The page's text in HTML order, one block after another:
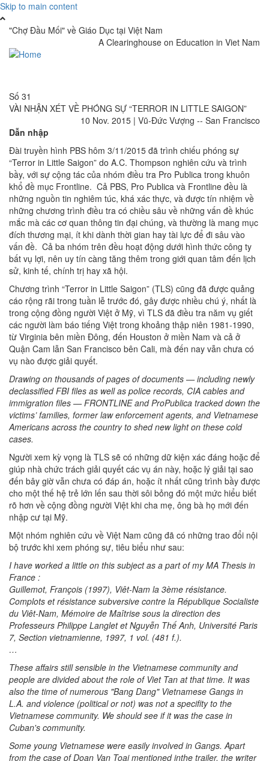
Skip to main content
"Chợ Đầu Mối" về Giáo Dục tại Việt Nam
A Clearinghouse on Education in Viet Nam
Số 31
VÀI NHẬN XÉT VỀ PHÓNG SỰ “TERROR IN LITTLE SAIGON”
10 Nov. 2015 | Vũ-Đức Vượng -- San Francisco
Dẫn nhập
Đài truyền hình PBS hôm 3/11/2015 đã trình chiếu phóng sự
“Terror in Little Saigon” do A.C. Thompson nghiên cứu và trình
bầy, với sự cộng tác của nhóm điều tra Pro Publica trong khuôn
khổ đề mục Frontline. Cả PBS, Pro Publica và Frontline đều là
những nguồn tin nghiêm túc, khá xác thực, và được tín nhiệm về
những chương trình điều tra có chiều sâu về những vấn đề khúc
mắc mà các cơ quan thông tin đại chúng, và thường là mang mục
đích thương mại, ít khi dành thời gian hay tài lực để đi sâu vào
vấn đề. Cả ba nhóm trên đều hoạt động dưới hình thức công ty
bất vụ lợi, nên uy tín càng tăng thêm trong giới quan tâm đến lịch
sử, kinh tế, chính trị hay xã hội.
Chương trình “Terror in Little Saigon” (TLS) cũng đã được quảng
cáo rộng rãi trong tuần lễ trước đó, gây được nhiều chú ý, nhất là
trong cộng đồng người Việt ở Mỹ, vì TLS đã điều tra năm vụ giết
các người làm báo tiếng Việt trong khoảng thập niên 1981-1990,
từ Virginia bên miền Đông, đến Houston ở miền Nam và cả ở
Quận Cam lẫn San Francisco bên Cali, mà đến nay vẫn chưa có
vụ nào được giải quyết.
Drawing on thousands of pages of documents — including newly
declassified FBI files as well as police records, CIA cables and
immigration files — FRONTLINE and ProPublica tracked down the
victims’ families, former law enforcement agents, and Vietnamese
Americans across the country to shed new light on these cold
cases.
Người xem kỳ vọng là TLS sẽ có những dữ kiện xác đáng hoặc để
giúp nhà chức trách giải quyết các vụ án này, hoặc lý giải tại sao
đến bây giờ vẫn chưa có đáp án, hoặc ít nhất cũng trình bầy được
cho một thế hệ trẻ lớn lến sau thời sôi bỏng đó một mức hiểu biết
rõ hơn về cộng đồng người Việt khi cha mẹ, ông bà họ mới đến
nhập cư tại Mỹ.
Một nhóm nghiên cứu về Việt Nam cũng đã có những trao đổi nội
bộ trước khi xem phóng sự, tiêu biểu như sau:
I have worked a little on this subject as a part of my MA Thesis in
France :
Guillemot, François (1997), Viêt-Nam la 3ème résistance.
Complots et résistance subversive contre la République Socialiste
du Viêt-Nam, Mémoire de Maîtrise sous la direction des
Professeurs Philippe Langlet et Nguyễn Thế Anh, Université Paris
7, Section vietnamienne, 1997, 1 vol. (481 f.).
…
These affairs still sensible in the Vietnamese community and
people are divided about the role of Viet Tan at that time. It was
also the time of numerous "Bang Dang" Vietnamese Gangs in
L.A. and violence (political or not) was not a specifity to the
Vietnamese community. We should see if it was the case in
Cuban's community.
Some young Vietnamese were easily involved in Gangs. Apart
from the case of Doan Van Toai mentioned inthe trailer, the writer